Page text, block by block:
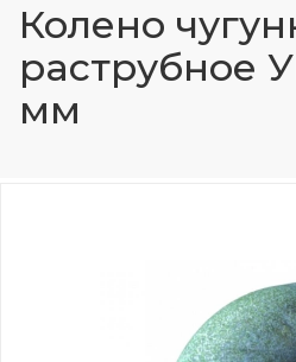
Колено
раструбное
мм